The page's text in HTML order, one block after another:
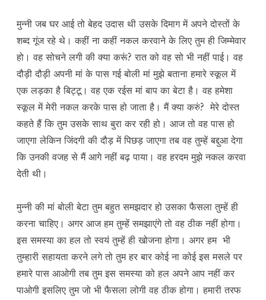
मुन्नी जब घर आई तो बेहद उदास थी उसके दिमाग में अपने दोस्तों के
शब्द गूंज रहे थे। कहीं ना कहीं नकल करवाने के लिए तुम ही जिम्मेवार
हो। वह सोचने लगी की क्या करूं? रात को वह सो भी नहीं पाई। वह
दौड़ी दौड़ी अपनी मां के पास गई बोली मां मुझे बताना हमारे स्कूल में
एक लड़का है बिट्टू। वह एक रईस मां बाप का बेटा है। वह हमेशा
स्कूल में मेरी नकल करके पास हो जाता है। मैं क्या करुं? मेरे दोस्त
कहते हैं कि तुम उसके साथ बुरा कर रही हो। आज तो वह पास हो
जाएगा लेकिन जिंदगी की दौड़ में पिछड़ जाएगा तब वह तुम्हें बद्दुआ देगा
कि उनकी वजह से मैं आगे नहीं बढ़ पाया। वह हरदम मुझे नकल करवा
देती थी।
मुन्नी की मां बोली बेटा तुम बहुत समझदार हो उसका फैसला तुम्हें ही
करना चाहिए। अगर आज हम तुम्हें समझाएंगे तो वह ठीक नहीं होगा।
इस समस्या का हल तो स्वयं तुम्हें ही खोजना होगा। अगर हम भी
तुम्हारी सहायता करने लगे तो तुम हर बार कोई ना कोई इस मसले पर
हमारे पास आओगी तब तुम इस समस्या को हल अपने आप नहीं कर
पाओगी इसलिए तुम जो भी फैसला लोगी वह ठीक होगा। हमारी तरफ